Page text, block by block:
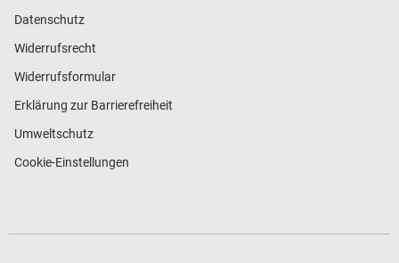
Datenschutz
Widerrufsrecht
Widerrufsformular
Erklärung zur Barrierefreiheit
Umweltschutz
Cookie-Einstellungen